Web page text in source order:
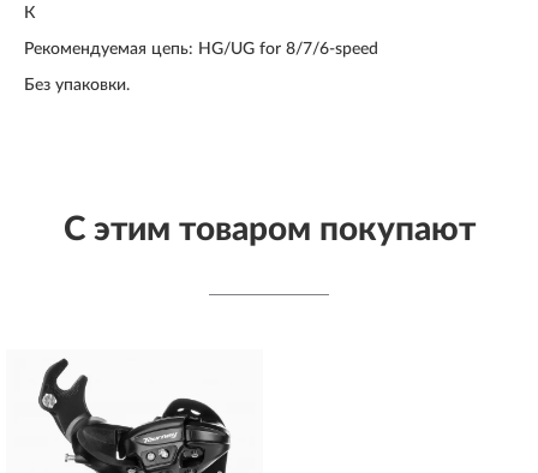
К
Рекомендуемая цепь: HG/UG for 8/7/6-speed
Без упаковки.
С этим товаром покупают